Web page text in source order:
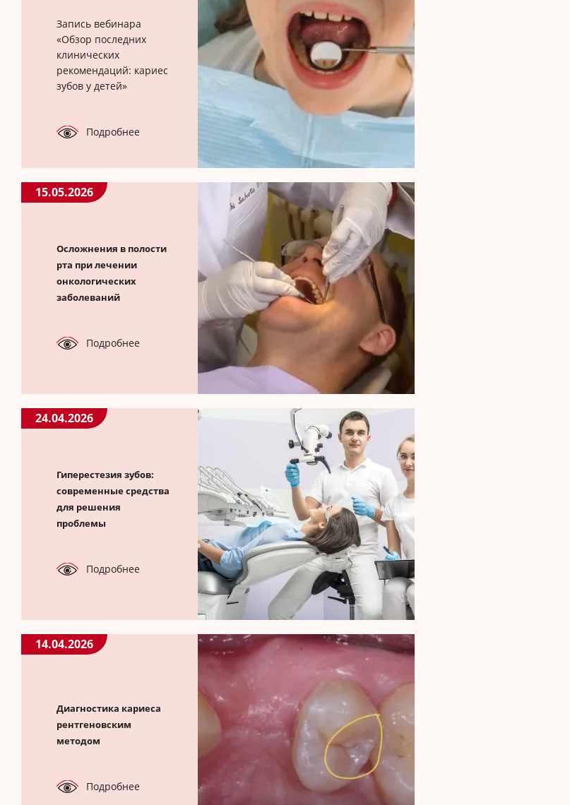
Запись вебинара
«Обзор последних
клинических
рекомендаций: кариес
зубов у детей»
Подробнее
15.05.2026
Осложнения в полости
рта при лечении
онкологических
заболеваний
Подробнее
24.04.2026
Гиперестезия зубов:
современные средства
для решения
проблемы
Подробнее
14.04.2026
Диагностика кариеса
рентгеновским
методом
Подробнее